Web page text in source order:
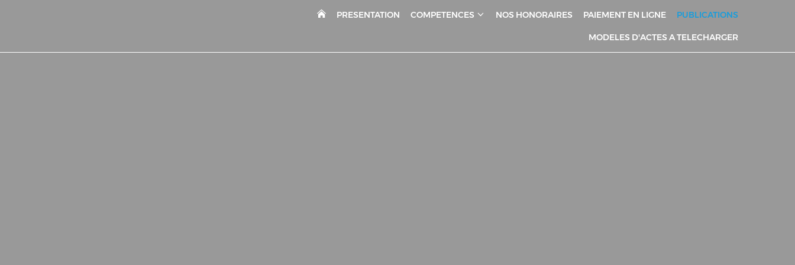
PRESENTATION COMPETENCES NOS HONORAIRES PAIEMENT EN LIGNE PUBLICATIONS
MODELES D'ACTES A TELECHARGER